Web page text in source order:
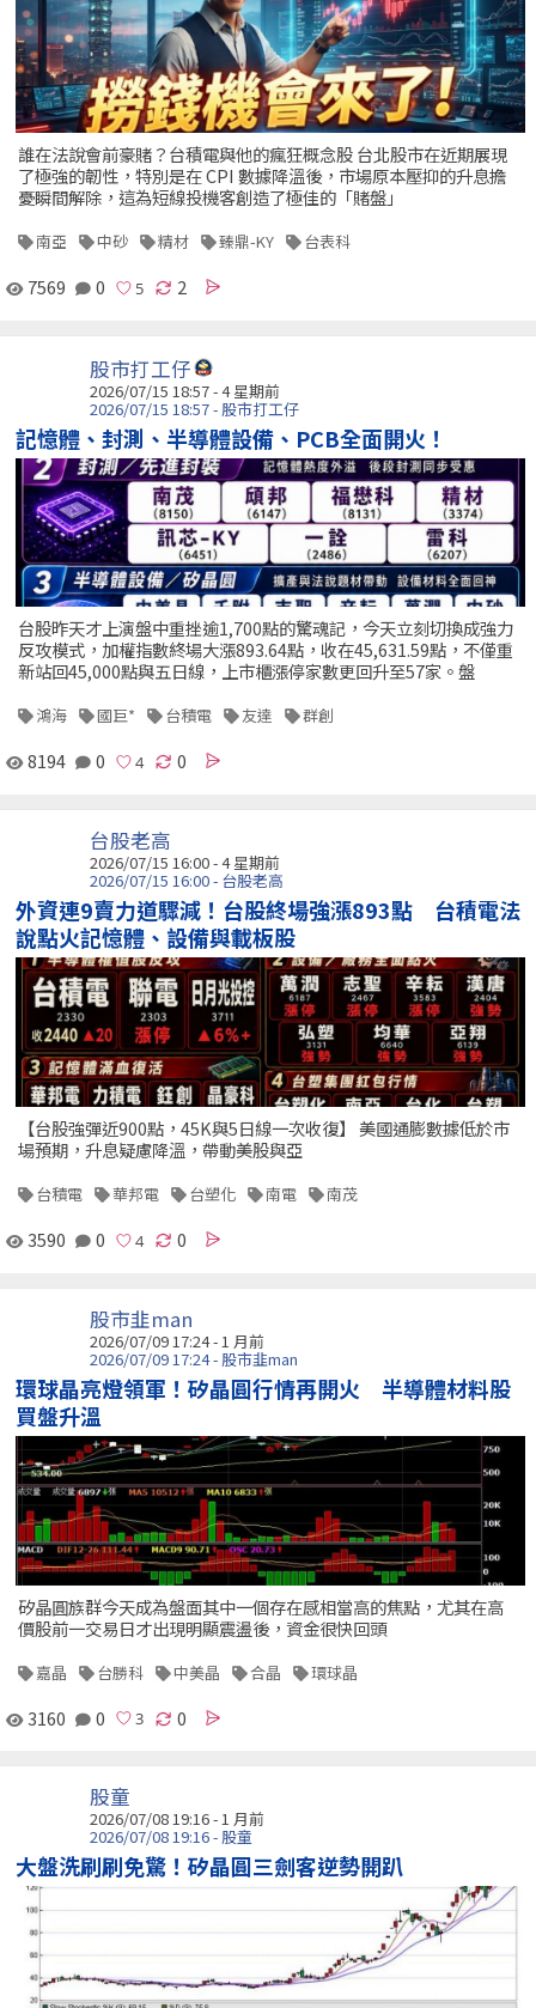
誰在法說會前豪賭？台積電與他的瘋狂概念股 台北股市在近期展現
了極強的韌性，特別是在 CPI 數據降溫後，市場原本壓抑的升息擔
憂瞬間解除，這為短線投機客創造了極佳的「賭盤」
南亞 中砂 精材 臻鼎-KY 台表科
7569 0 2
股市打工仔
2026/07/15 18:57 - 4 星期前
2026/07/15 18:57 - 股市打工仔
記憶體、封測、半導體設備、PCB全面開火！
台股昨天才上演盤中重挫逾1,700點的驚魂記，今天立刻切換成強力
反攻模式，加權指數終場大漲893.64點，收在45,631.59點，不僅重
新站回45,000點與五日線，上市櫃漲停家數更回升至57家。盤
鴻海 國巨* 台積電 友達 群創
8194 0 0
台股老高
2026/07/15 16:00 - 4 星期前
2026/07/15 16:00 - 台股老高
外資連9賣力道驟減！台股終場強漲893點 台積電法
說點火記憶體、設備與載板股
【台股強彈近900點，45K與5日線一次收復】 美國通膨數據低於市
場預期，升息疑慮降溫，帶動美股與亞
台積電 華邦電 台塑化 南電 南茂
3590 0 0
股市韭man
2026/07/09 17:24 - 1 月前
2026/07/09 17:24 - 股市韭man
環球晶亮燈領軍！矽晶圓行情再開火 半導體材料股
買盤升溫
矽晶圓族群今天成為盤面其中一個存在感相當高的焦點，尤其在高
價股前一交易日才出現明顯震盪後，資金很快回頭
嘉晶 台勝科 中美晶 合晶 環球晶
3160 0 0
股童
2026/07/08 19:16 - 1 月前
2026/07/08 19:16 - 股童
大盤洗刷刷免驚！矽晶圓三劍客逆勢開趴